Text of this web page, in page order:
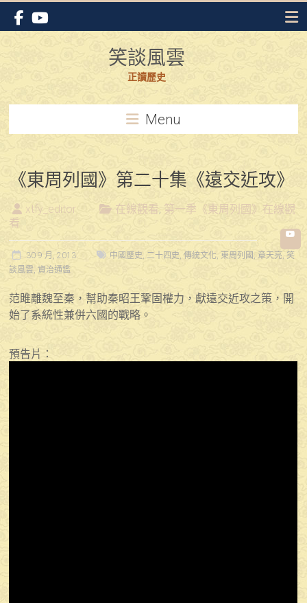
Skip
content
笑談風雲
正讀歷史
Menu
《東周列國》第二十集《遠交近攻》
xtfy_editor 在線觀看, 第一季《東周列國》在線觀
看
30 9 月, 2013 中國歷史,二十四史,傳統文化, 東周列國 ,章天亮,笑
談風雲,資治通鑑
范雎離魏至秦，幫助秦昭王鞏固權力，獻遠交近攻之策，開
始了系統性兼併六國的戰略。
預告片：